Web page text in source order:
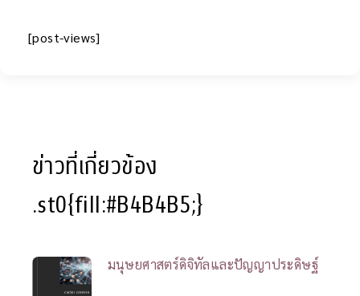
[post-views]
ข่าวที่เกี่ยวข้อง
.st0{fill:#B4B4B5;}
มนุษยศาสตร์ดิจิทัลและปัญญาประดิษฐ์